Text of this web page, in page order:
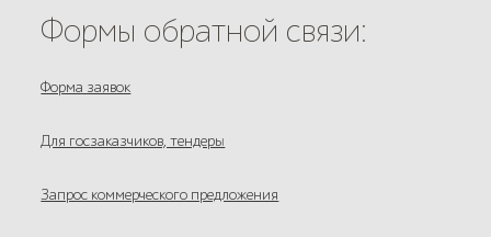
Формы обратной связи:
Форма заявок
Для госзаказчиков, тендеры
Запрос коммерческого предложения